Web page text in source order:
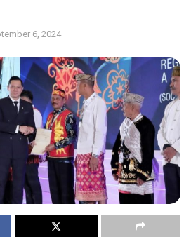
6, 2024